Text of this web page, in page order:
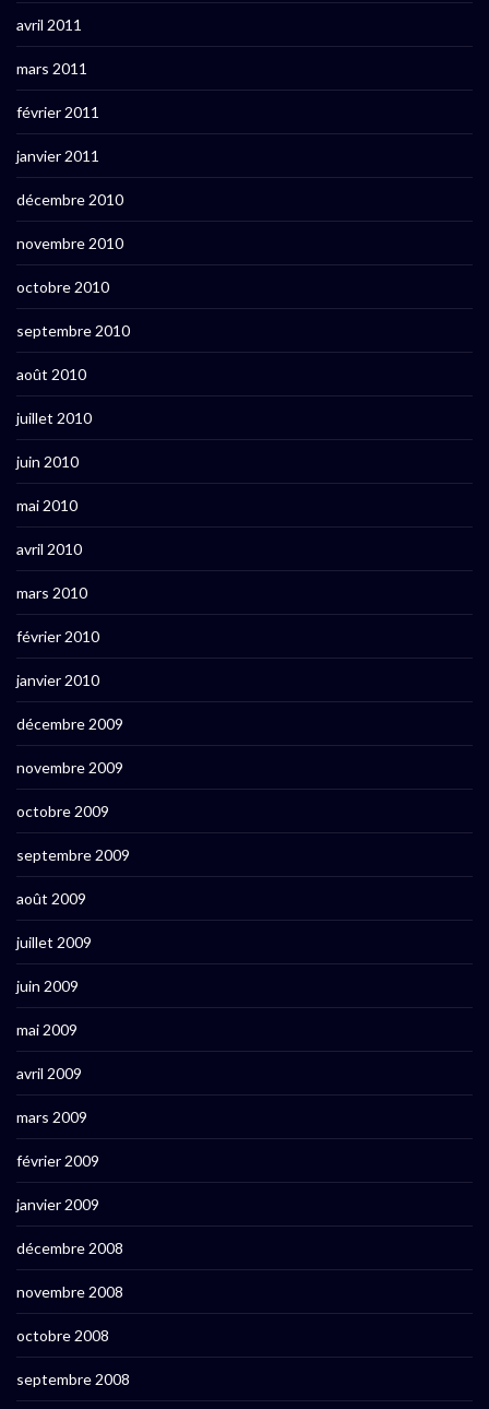
avril 2011
mars 2011
février 2011
janvier 2011
décembre 2010
novembre 2010
octobre 2010
septembre 2010
août 2010
juillet 2010
juin 2010
mai 2010
avril 2010
mars 2010
février 2010
janvier 2010
décembre 2009
novembre 2009
octobre 2009
septembre 2009
août 2009
juillet 2009
juin 2009
mai 2009
avril 2009
mars 2009
février 2009
janvier 2009
décembre 2008
novembre 2008
octobre 2008
septembre 2008